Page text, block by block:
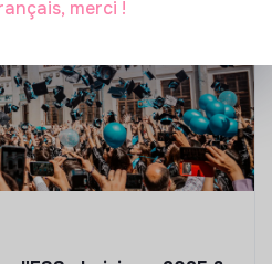
merci !